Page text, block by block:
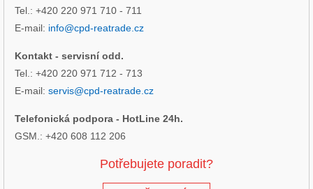
Tel.: +420 220 971 710 - 711
E-mail: info@cpd-reatrade.cz
Kontakt - servisní odd.
Tel.: +420 220 971 712 - 713
E-mail: servis@cpd-reatrade.cz
Telefonická podpora - HotLine 24h.
GSM.: +420 608 112 206
Potřebujete poradit?